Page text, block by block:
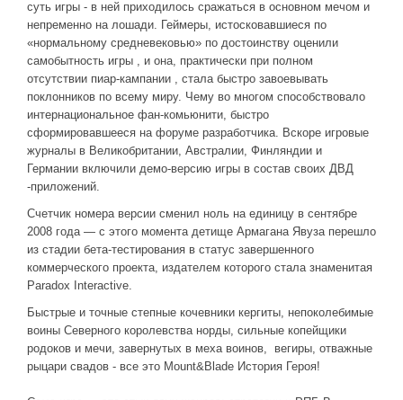
суть игры - в ней приходилось сражаться в основном мечом и
непременно на лошади. Геймеры, истосковавшиеся по
«нормальному средневековью» по достоинству оценили
самобытность игры , и она, практически при полном
отсутствии пиар-кампании , стала быстро завоевывать
поклонников по всему миру. Чему во многом способствовало
интернациональное фан-комьюнити, быстро
сформировавшееся на форуме разработчика. Вскоре игровые
журналы в Великобритании, Австралии, Финляндии и
Германии включили демо-версию игры в состав своих ДВД
-приложений.
Счетчик номера версии сменил ноль на единицу в сентябре
2008 года — с этого момента детище Армагана Явуза перешло
из стадии бета-тестирования в статус завершенного
коммерческого проекта, издателем которого стала знаменитая
Paradox Interactive.
Быстрые и точные степные кочевники кергиты, непоколебимые
воины Северного королевства норды, сильные копейщики
родоков и мечи, завернутых в меха воинов, вегиры, отважные
рыцари свадов - все это Mount&Blade История Героя!